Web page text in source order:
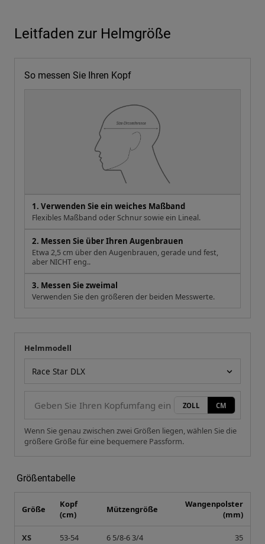
Leitfaden zur Helmgröße
So messen Sie Ihren Kopf
1. Verwenden Sie ein weiches Maßband
Flexibles Maßband oder Schnur sowie ein Lineal.
2. Messen Sie über Ihren Augenbrauen
Etwa 2,5 cm über den Augenbrauen, gerade und fest,
aber NICHT eng..
3. Messen Sie zweimal
Verwenden Sie den größeren der beiden Messwerte.
Ihre Messung
Helmmodell
ZOLL CM
Wenn Sie genau zwischen zwei Größen liegen, wählen Sie die
größere Größe für eine bequemere Passform.
Größentabelle
Größe
Kopf
(cm)
Mützengröße
Wangenpolster
(mm)
XS 53-54 6 5/8-6 3/4 35